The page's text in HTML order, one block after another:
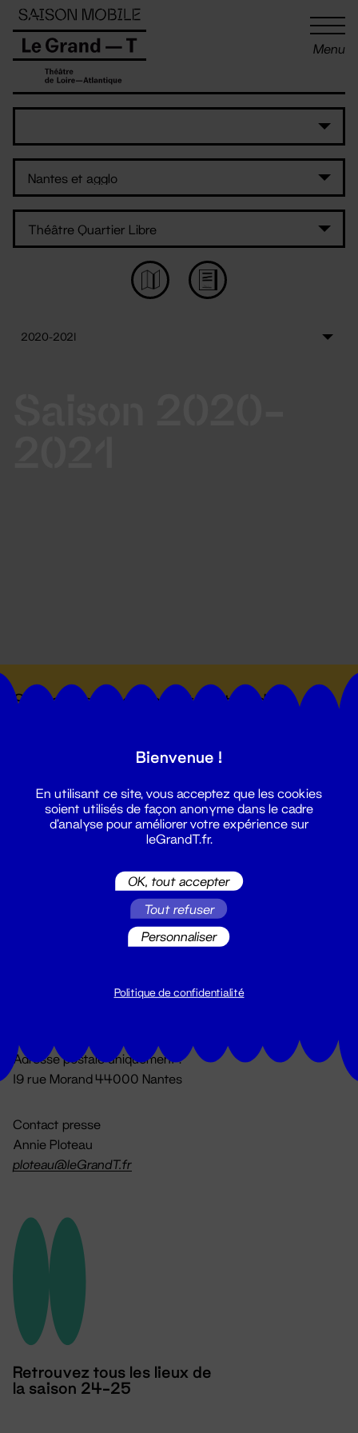
Menu
Suivez toutes les actualités du
Du lundi au vendredi 14h → 18h
Adresse postale uniquement :
19 rue Morand 44000 Nantes
Contact presse
Annie Ploteau
ploteau@leGrandT.fr
Retrouvez tous les lieux de
la saison 24-25
Panneau de gestion des cookies
Bienvenue !
En utilisant ce site, vous acceptez que les cookies
soient utilisés de façon anonyme dans le cadre
d'analyse pour améliorer votre expérience sur
leGrandT.fr.
OK, tout accepter
Tout refuser
Personnaliser
Politique de confidentialité